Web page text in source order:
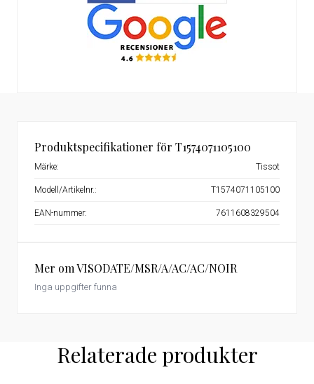
Mer om VISODATE/MSR/A/AC/AC/NOIR
Inga uppgifter funna
Produktspecifikationer för T1574071105100
Märke: Tissot
Modell/Artikelnr.: T1574071105100
EAN-nummer: 7611608329504
Relaterade produkter